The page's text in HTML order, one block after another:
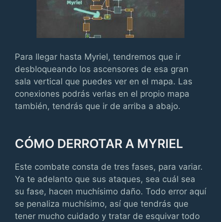
Para llegar hasta Myriel, tendremos que ir
desbloqueando los ascensores de esa gran
sala vertical que puedes ver en el mapa. Las
conexiones podrás verlas en el propio mapa
también, tendrás que ir de arriba a abajo.
CÓMO DERROTAR A MYRIEL
Este combate consta de tres fases, para variar.
Ya te adelanto que sus ataques, sea cuál sea
su fase, hacen muchísimo daño. Todo error aquí
se penaliza muchísimo, así que tendrás que
tener mucho cuidado y tratar de esquivar todo